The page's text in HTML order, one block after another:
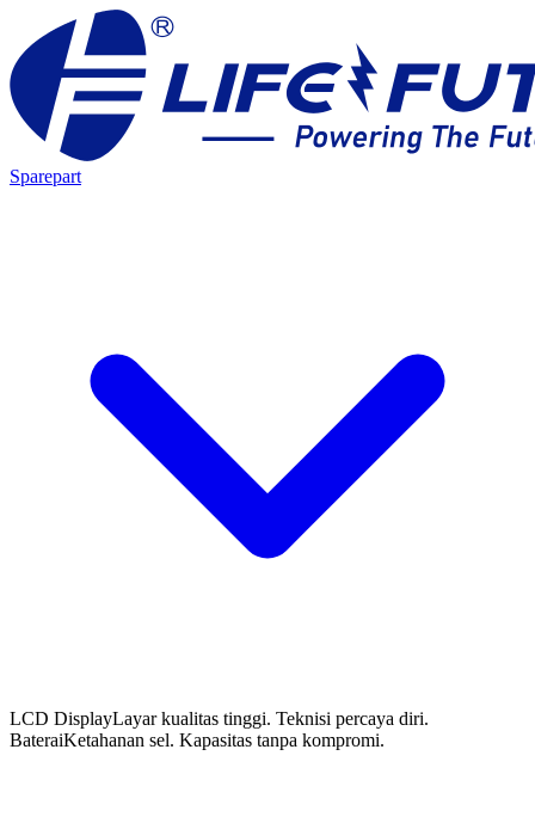
Sparepart
LCD DisplayLayar kualitas tinggi. Teknisi percaya diri.
BateraiKetahanan sel. Kapasitas tanpa kompromi.